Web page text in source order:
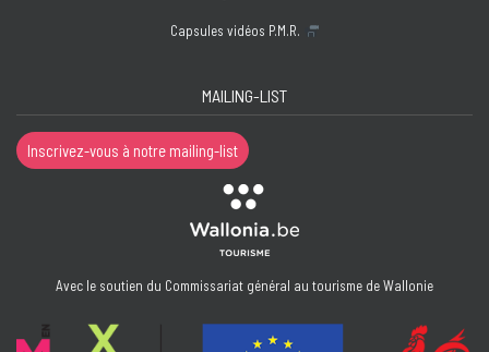
Capsules vidéos P.M.R.
MAILING-LIST
Inscrivez-vous à notre mailing-list
Avec le soutien du Commissariat général au tourisme de Wallonie